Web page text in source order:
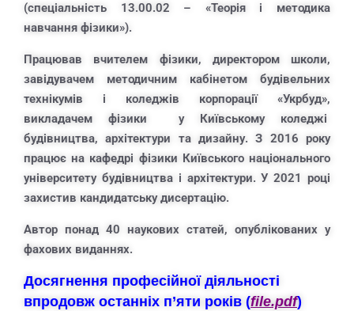
(спеціальність 13.00.02 – «Теорія і методика
навчання фізики»).
Працював вчителeм фізики, дирeктором школи,
завідувачeм методичним кабінетом будівельних
технікумів і коледжів корпорації «Укрбуд»,
викладачeм фізики у Київському коледжі
будівництва, архітектури та дизайну. З 2016 року
працює на кафедрі фізики Київського національного
університету будівництва і архітектури. У 2021 році
захистив кандидатську дисертацію.
Автор понад 40 наукових статей, опублікованих у
фахових виданнях.
Досягнення професійної діяльності
впродовж останніх п’яти років (file.pdf)